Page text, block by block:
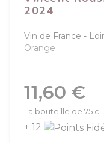
2024
Vin de France
Orange
Prix
11,60 €
La bouteille de 75 cl
+ 12